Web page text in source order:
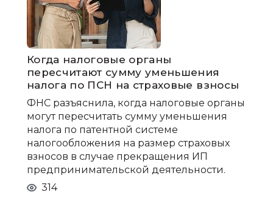
Когда налоговые органы
пересчитают сумму уменьшения
налога по ПСН на страховые взносы
ФНС разъяснила, когда налоговые органы
могут пересчитать сумму уменьшения
налога по патентной системе
налогообложения на размер страховых
взносов в случае прекращения ИП
предпринимательской деятельности.
314